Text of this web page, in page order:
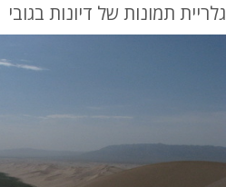
גלריית תמונות של דיונות בגובי